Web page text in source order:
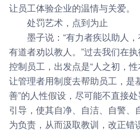
让员工体验企业的温情与关爱。
处罚艺术，点到为止
墨子说：“有力者疾以助人，
有道者劝以教人。”过去我们在
控制员工，出发点是“人之初，
让管理者用制度去帮助员工，是
善”的人性假设，尽可能不直接
引导，使其自净、自洁、自警、
为负责，从而汲取教训，改正错